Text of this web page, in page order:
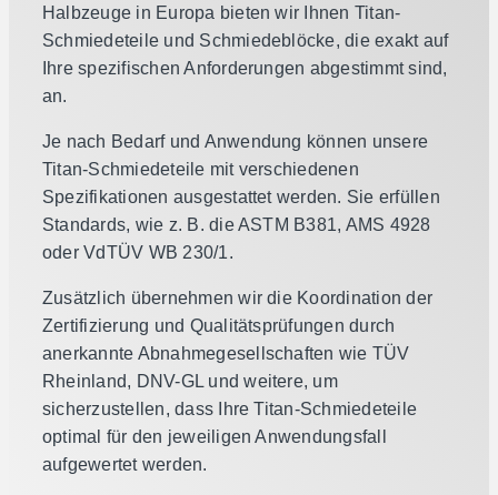
Halbzeuge in Europa bieten wir Ihnen Titan-
Schmiedeteile und Schmiedeblöcke, die exakt auf
Ihre spezifischen Anforderungen abgestimmt sind,
an.
Je nach Bedarf und Anwendung können unsere
Titan-Schmiedeteile mit verschiedenen
Spezifikationen ausgestattet werden. Sie erfüllen
Standards, wie z. B. die ASTM B381, AMS 4928
oder VdTÜV WB 230/1.
Zusätzlich übernehmen wir die Koordination der
Zertifizierung und Qualitätsprüfungen durch
anerkannte Abnahmegesellschaften wie TÜV
Rheinland, DNV-GL und weitere, um
sicherzustellen, dass Ihre Titan-Schmiedeteile
optimal für den jeweiligen Anwendungsfall
aufgewertet werden.